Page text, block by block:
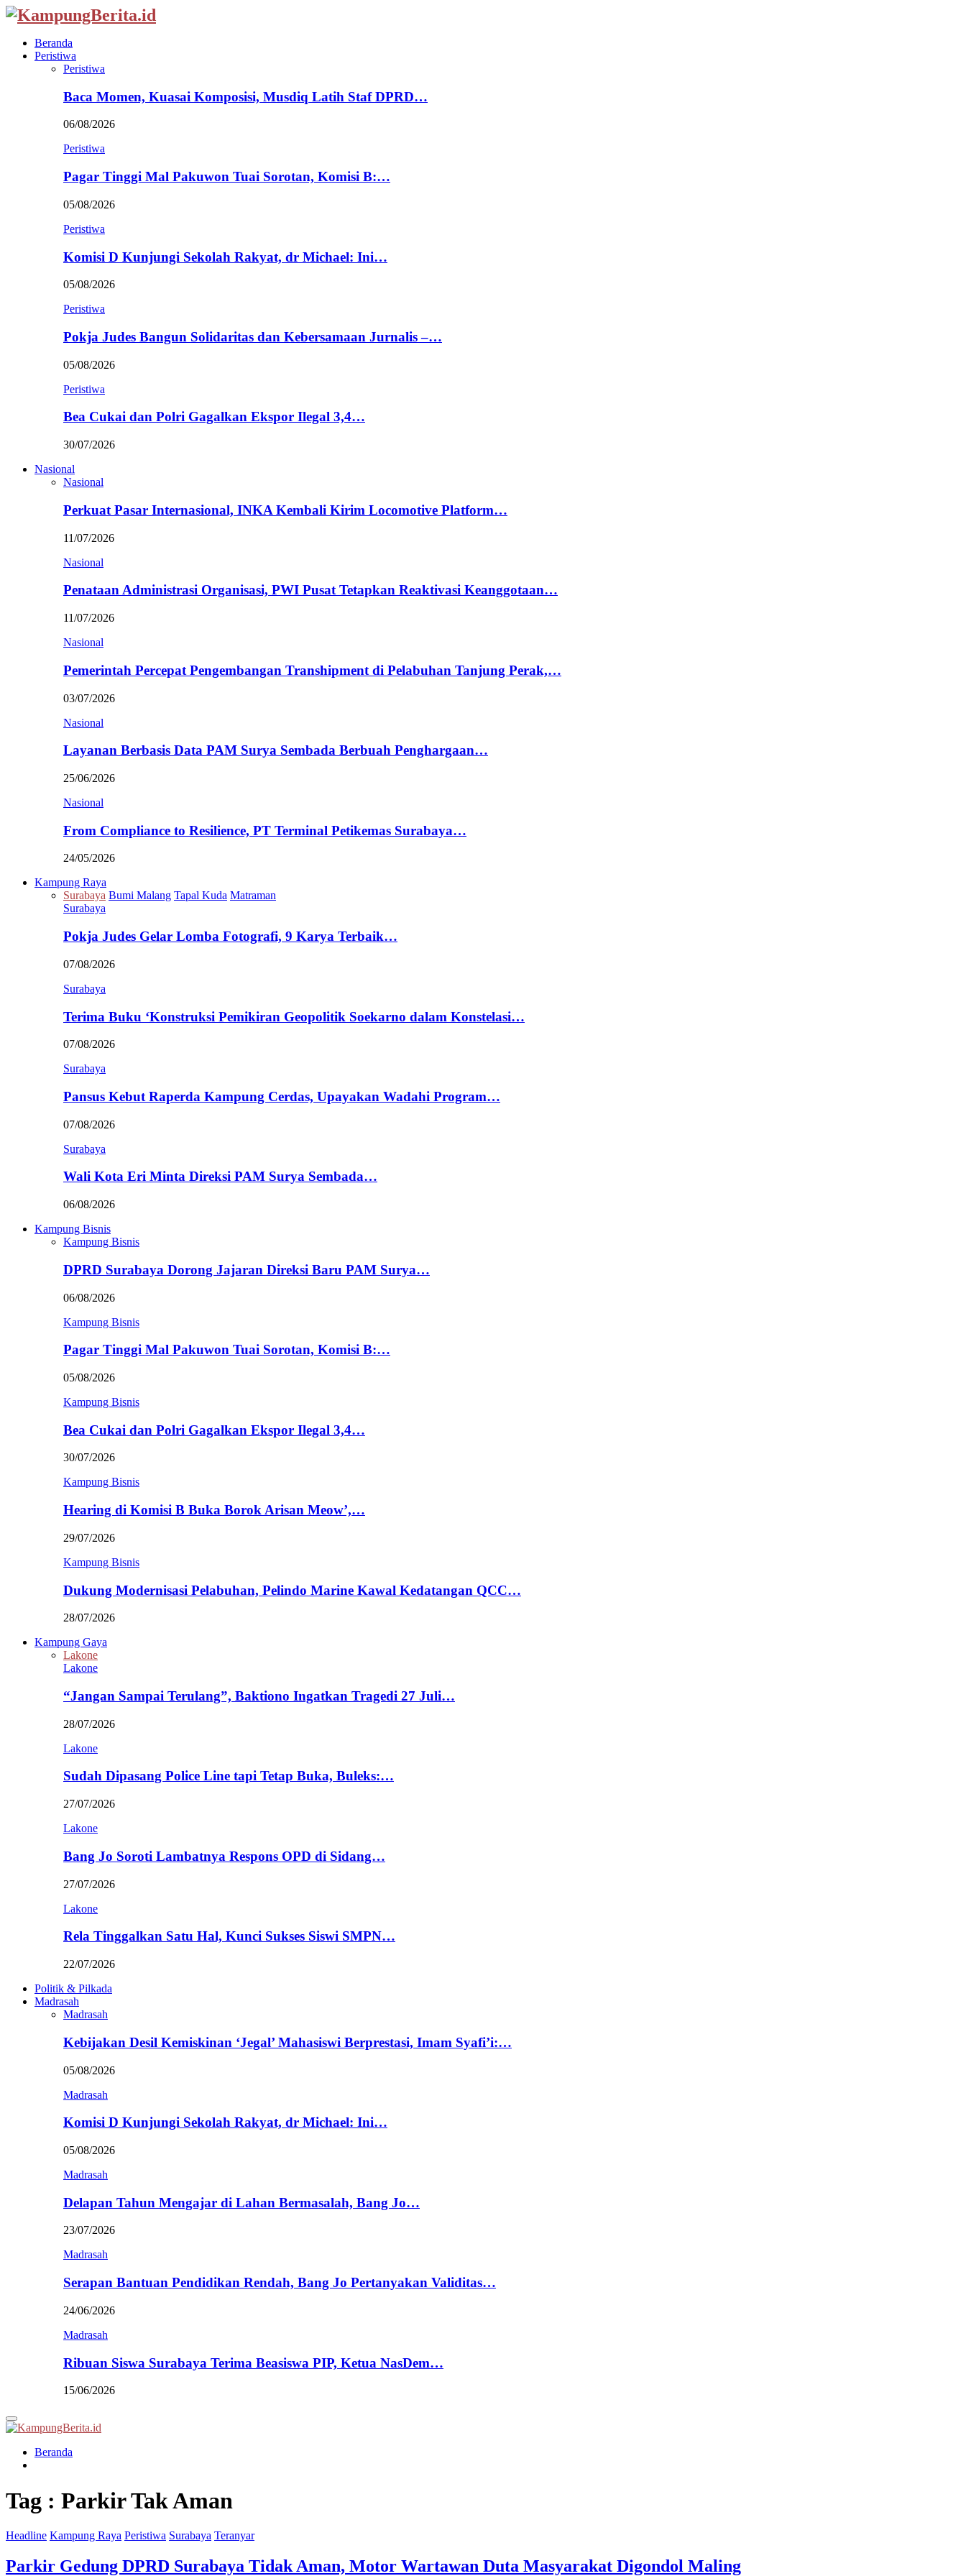
Beranda
Peristiwa
Peristiwa
Baca Momen, Kuasai Komposisi, Musdiq Latih Staf DPRD…
06/08/2026
Peristiwa
Pagar Tinggi Mal Pakuwon Tuai Sorotan, Komisi B:…
05/08/2026
Peristiwa
Komisi D Kunjungi Sekolah Rakyat, dr Michael: Ini…
05/08/2026
Peristiwa
Pokja Judes Bangun Solidaritas dan Kebersamaan Jurnalis –…
05/08/2026
Peristiwa
Bea Cukai dan Polri Gagalkan Ekspor Ilegal 3,4…
30/07/2026
Nasional
Nasional
Perkuat Pasar Internasional, INKA Kembali Kirim Locomotive Platform…
11/07/2026
Nasional
Penataan Administrasi Organisasi, PWI Pusat Tetapkan Reaktivasi Keanggotaan…
11/07/2026
Nasional
Pemerintah Percepat Pengembangan Transhipment di Pelabuhan Tanjung Perak,…
03/07/2026
Nasional
Layanan Berbasis Data PAM Surya Sembada Berbuah Penghargaan…
25/06/2026
Nasional
From Compliance to Resilience, PT Terminal Petikemas Surabaya…
24/05/2026
Kampung Raya
Surabaya Bumi Malang Tapal Kuda Matraman
Surabaya
Pokja Judes Gelar Lomba Fotografi, 9 Karya Terbaik…
07/08/2026
Surabaya
Terima Buku ‘Konstruksi Pemikiran Geopolitik Soekarno dalam Konstelasi…
07/08/2026
Surabaya
Pansus Kebut Raperda Kampung Cerdas, Upayakan Wadahi Program…
07/08/2026
Surabaya
Wali Kota Eri Minta Direksi PAM Surya Sembada…
06/08/2026
Kampung Bisnis
Kampung Bisnis
DPRD Surabaya Dorong Jajaran Direksi Baru PAM Surya…
06/08/2026
Kampung Bisnis
Pagar Tinggi Mal Pakuwon Tuai Sorotan, Komisi B:…
05/08/2026
Kampung Bisnis
Bea Cukai dan Polri Gagalkan Ekspor Ilegal 3,4…
30/07/2026
Kampung Bisnis
Hearing di Komisi B Buka Borok Arisan Meow’,…
29/07/2026
Kampung Bisnis
Dukung Modernisasi Pelabuhan, Pelindo Marine Kawal Kedatangan QCC…
28/07/2026
Kampung Gaya
Lakone
Lakone
“Jangan Sampai Terulang”, Baktiono Ingatkan Tragedi 27 Juli…
28/07/2026
Lakone
Sudah Dipasang Police Line tapi Tetap Buka, Buleks:…
27/07/2026
Lakone
Bang Jo Soroti Lambatnya Respons OPD di Sidang…
27/07/2026
Lakone
Rela Tinggalkan Satu Hal, Kunci Sukses Siswi SMPN…
22/07/2026
Politik & Pilkada
Madrasah
Madrasah
Kebijakan Desil Kemiskinan ‘Jegal’ Mahasiswi Berprestasi, Imam Syafi’i:…
05/08/2026
Madrasah
Komisi D Kunjungi Sekolah Rakyat, dr Michael: Ini…
05/08/2026
Madrasah
Delapan Tahun Mengajar di Lahan Bermasalah, Bang Jo…
23/07/2026
Madrasah
Serapan Bantuan Pendidikan Rendah, Bang Jo Pertanyakan Validitas…
24/06/2026
Madrasah
Ribuan Siswa Surabaya Terima Beasiswa PIP, Ketua NasDem…
15/06/2026
Primary
Menu
Beranda
Tag : Parkir Tak Aman
Headline Kampung Raya Peristiwa Surabaya Teranyar
Parkir Gedung DPRD Surabaya Tidak Aman, Motor Wartawan Duta Masyarakat Digondol Maling